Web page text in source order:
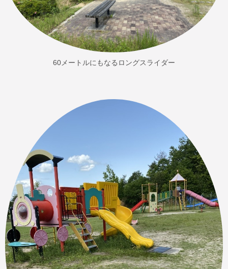
60メートルにもなるロングスライダー